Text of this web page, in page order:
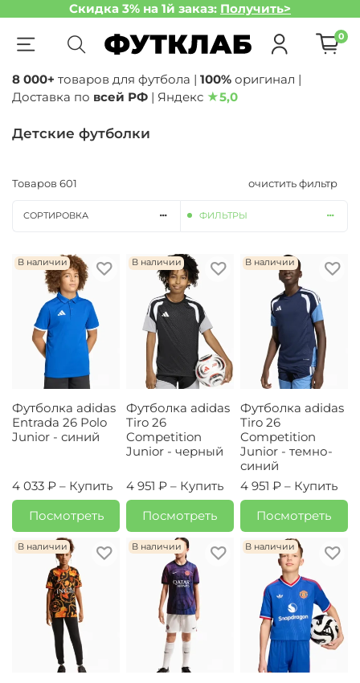
Скидка 3% на 1й заказ: Получить>
0
8 000+ товаров для футбола | 100% оригинал |
Доставка по всей РФ | Яндекс ★5,0
Детские футболки
Товаров 601 очистить фильтр
СОРТИРОВКА ФИЛЬТРЫ
В наличии
Футболка adidas
Entrada 26 Polo
Junior - синий
4 033 ₽ – Купить
Посмотреть
В наличии
Футболка adidas
Tiro 26
Competition
Junior - черный
4 951 ₽ – Купить
Посмотреть
В наличии
Футболка adidas
Tiro 26
Competition
Junior - темно-
синий
4 951 ₽ – Купить
Посмотреть
В наличии В наличии В наличии